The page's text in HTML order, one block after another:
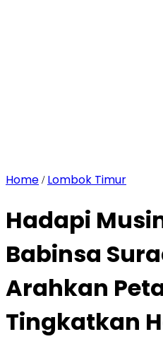
Home / Lombok Timur
Hadapi
Babinsa
Arahkan
Tingkatkan